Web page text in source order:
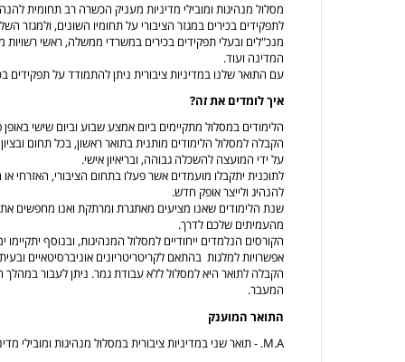
מסלול מנהיגות ומובילי מדיניות מעניק הכשרה רב תחומית
לתפקידים בכירים במגזר הציבורי על תחומיו השונים, ולמגזר
מנכ"לים ובעלי תפקידים בכירים במשרדי ממשלה, ראשי רשויות
המדינה ועוד.
עם התואר שלנו במדיניות ציבורית ניתן להתמודד על
איך לומדים את זה?
הלימודים במסלול מתקיימים ביום אמצע שבוע וביום שישי
על ידי המועצה להשכלה גבוהה, ובריאיון אישי.
לתוכנית יתקבלו מועמדים אשר פעלו בתחום הציבורי, האזרחי
להנהיג ולייצר אופק חדש.
שנת הלימודים שאנו מציעים מאתגרת ומרתקת ואנו מחפשים
מהעמיתים שלכם לדרך.
הקורסים הנלמדים ייחודיים למסלול המנהיגות, ובנוסף
אפשרויות למלגות בהתאם לקריטריטריונים אוניברסיטאיים
הקבלה לתואר היא למסלול ללא עבודת גמר. ניתן לעבור
המעבר.
התואר המוענק
M.A. - תואר שני במדיניות ציבורית במסלול מנהיגות ומובילי מדיניות.